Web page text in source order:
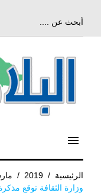
menu
الرئيسية /
2019
/
وزارة الثقافة توقع